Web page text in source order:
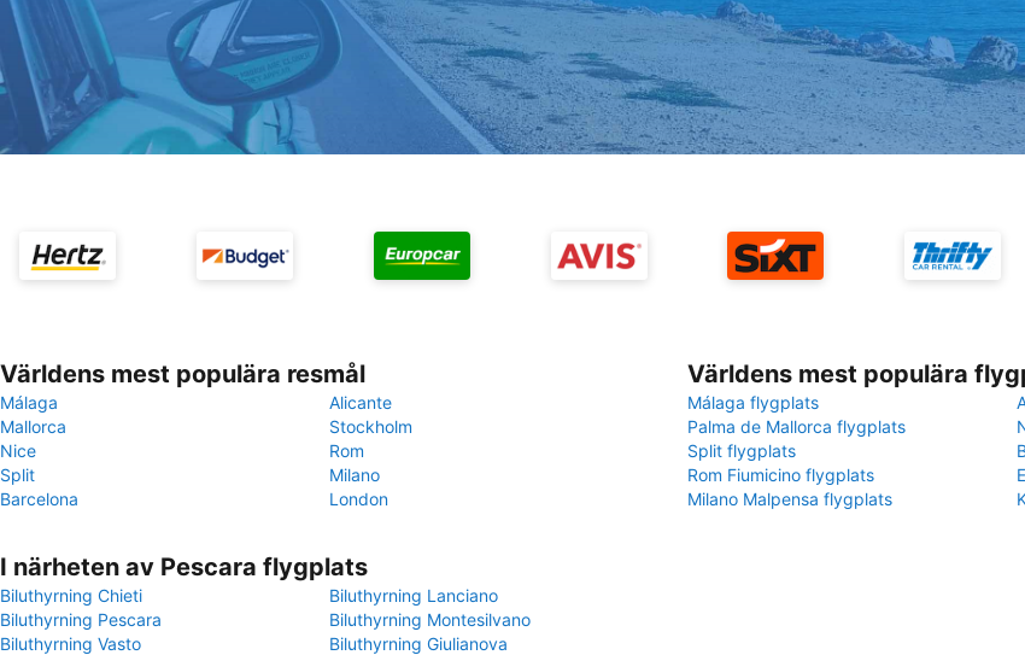
Världens mest populära resmål
Málaga
Alicante
Mallorca
Stockholm
Nice
Rom
Split
Milano
Barcelona
London
Världens mest populära
Málaga flygplats
Palma de Mallorca flygplats
Split flygplats
Rom Fiumicino flygplats
Milano Malpensa flygplats
I närheten av Pescara flygplats
Biluthyrning Chieti
Biluthyrning Lanciano
Biluthyrning Pescara
Biluthyrning Montesilvano
Biluthyrning Vasto
Biluthyrning Giulianova